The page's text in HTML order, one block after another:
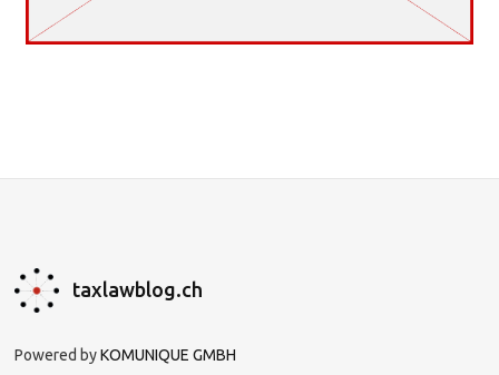
taxlawblog.ch
Powered byKOMUNIQUE GMBH